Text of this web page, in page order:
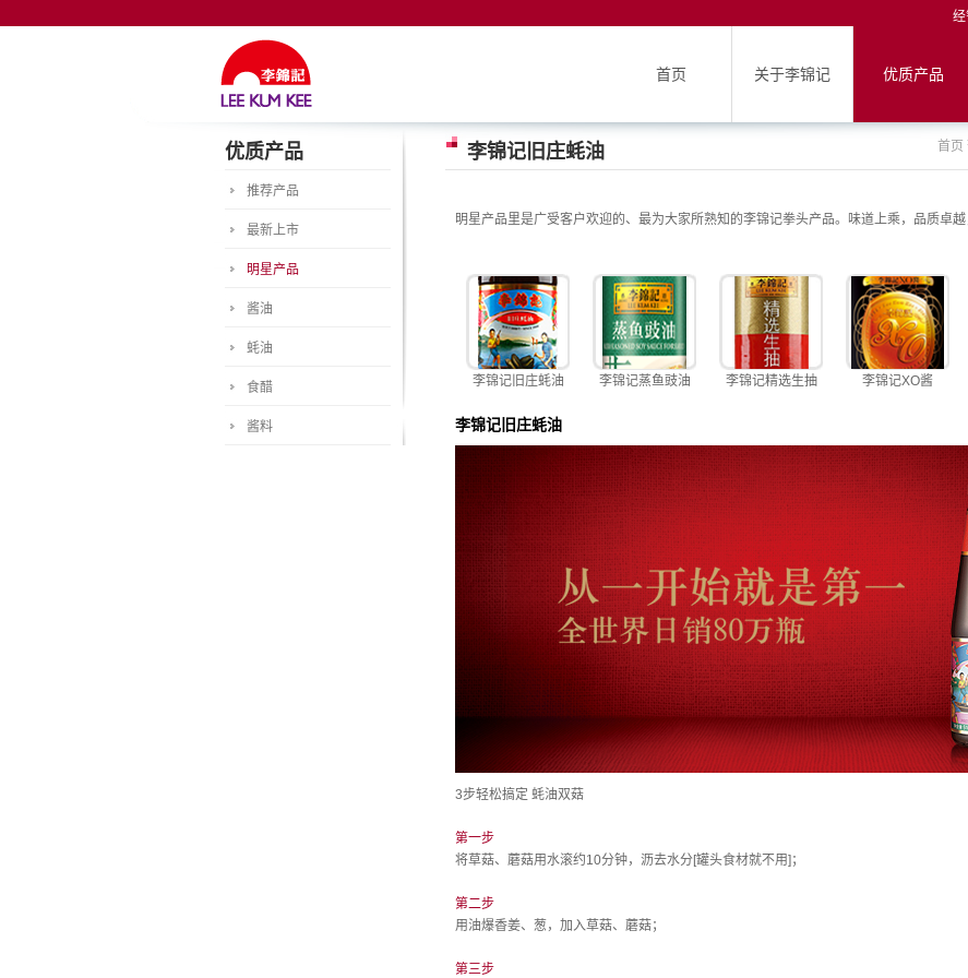
经
首页 关于李锦记 优质产品
优质产品
推荐产品
最新上市
明星产品
酱油
蚝油
食醋
酱料
李锦记旧庄蚝油 首页
明星产品里是广受客户欢迎的、最为大家所熟知的李锦记拳头产品。味道上乘，品质卓越
李锦记旧庄蚝油 李锦记蒸鱼豉油 李锦记精选生抽 李锦记XO酱
李锦记旧庄蚝油
3步轻松搞定 蚝油双菇
第一步
将草菇、蘑菇用水滚约10分钟，沥去水分[罐头食材就不用]；
第二步
用油爆香姜、葱，加入草菇、蘑菇；
第三步